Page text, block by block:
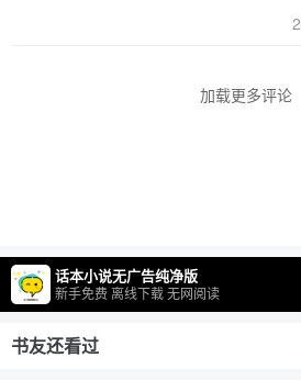
加载更多评论
话本小说无广告纯净版
新手免费 离线下载 无网阅读
书友还看过